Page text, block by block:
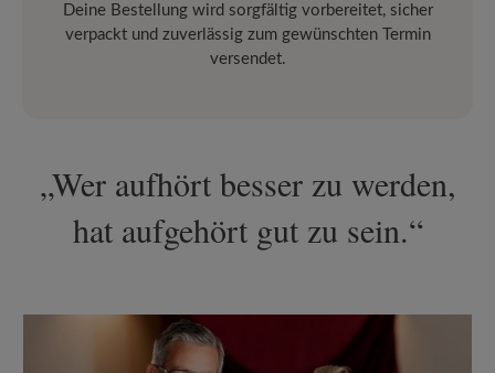
Deine Bestellung wird sorgfältig vorbereitet, sicher
verpackt und zuverlässig zum gewünschten Termin
versendet.
„Wer aufhört besser zu werden,
hat aufgehört gut zu sein.“
Bildergalerie überspringen